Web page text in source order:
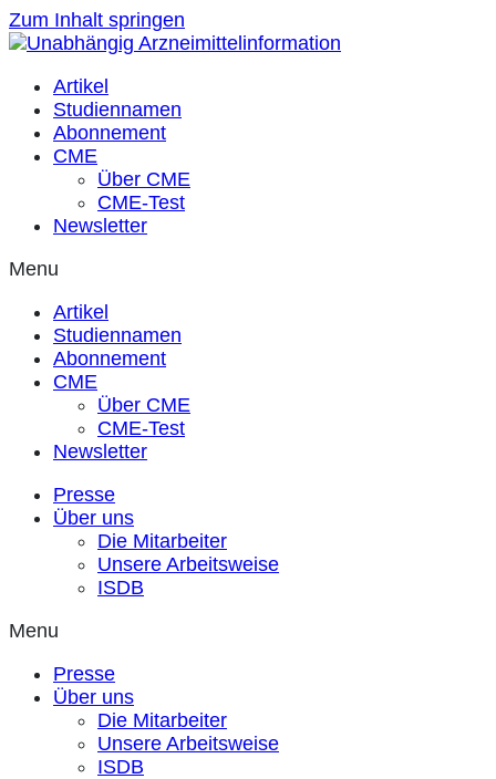
Zum Inhalt springen
Artikel
Studiennamen
Abonnement
CME
Über CME
CME-Test
Newsletter
Menu
Artikel
Studiennamen
Abonnement
CME
Über CME
CME-Test
Newsletter
Presse
Über uns
Die Mitarbeiter
Unsere Arbeitsweise
ISDB
Menu
Presse
Über uns
Die Mitarbeiter
Unsere Arbeitsweise
ISDB